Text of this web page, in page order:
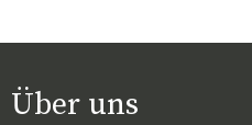
Über uns